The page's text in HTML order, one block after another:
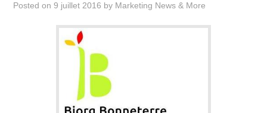
Posted on9 juillet 2016 by Marketing News & More